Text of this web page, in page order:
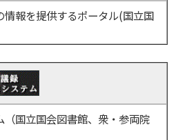
情報を提供するポータル(国立国
国立国会図書館、衆・参両院